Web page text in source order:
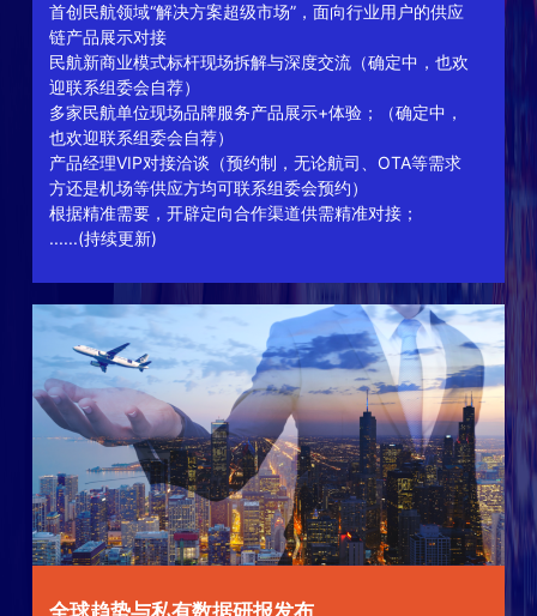
首创民航领域“解决方案超级市场”，面向行业用户的供应
链产品展示对接
民航新商业模式标杆现场拆解与深度交流（确定中，也欢
迎联系组委会自荐）
多家民航单位现场品牌服务产品展示+体验；（确定中，
也欢迎联系组委会自荐）
产品经理VIP对接洽谈（预约制，无论航司、OTA等需求
方还是机场等供应方均可联系组委会预约）
根据精准需要，开辟定向合作渠道供需精准对接；
......(持续更新)
全球趋势与私有数据研报发布